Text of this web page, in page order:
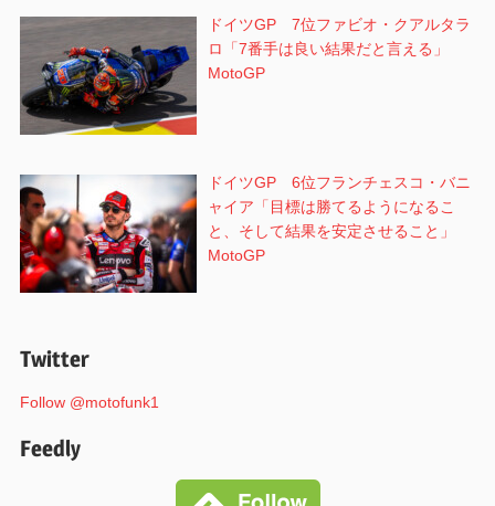
ドイツGP 7位ファビオ・クアルタラ
ロ「7番手は良い結果だと言える」
MotoGP
ドイツGP 6位フランチェスコ・バニ
ャイア「目標は勝てるようになるこ
と、そして結果を安定させること」
MotoGP
Twitter
Follow @motofunk1
Feedly